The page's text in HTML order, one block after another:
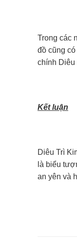
Trong các
đồ cũng
chính Diêu
Kết luận
Diêu Trì
là biểu
an yên và